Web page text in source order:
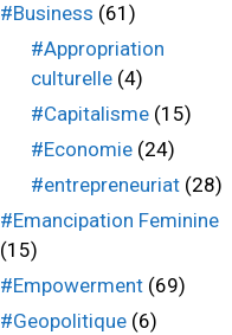
#Business (61)
#Appropriation
culturelle(4)
#Capitalisme(15)
#Economie(24)
#entrepreneuriat(28)
#Emancipation Feminine
(15)
#Empowerment (69)
#Geopolitique (6)